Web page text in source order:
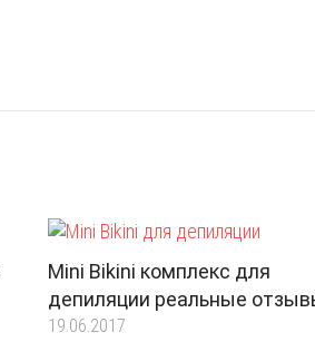
Mini Bikini комплекс для
депиляции реальные
19.06.2017